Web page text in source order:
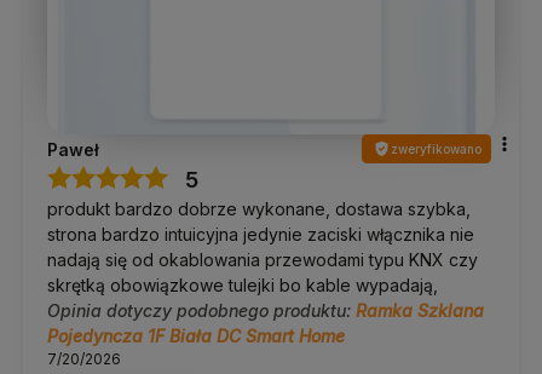
Paweł zweryfikowano
5
produkt bardzo dobrze wykonane, dostawa szybka,
strona bardzo intuicyjna jedynie zaciski włącznika nie
nadają się od okablowania przewodami typu KNX czy
skrętką obowiązkowe tulejki bo kable wypadają,
Opinia dotyczy podobnego produktu: Ramka Szklana
Pojedyncza 1F Biała DC Smart Home
7/20/2026